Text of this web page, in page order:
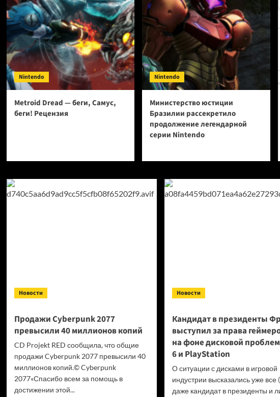
Nintendo
Metroid Dread — беги, Самус,
беги! Рецензия
Nintendo
Министерство юстиции
Бразилии рассекретило
продолжение легендарной
серии Nintendo
Новости
Продажи Cyberpunk 2077
превысили 40 миллионов копий
CD Projekt RED сообщила, что общие
продажи Cyberpunk 2077 превысили 40
миллионов копий.© Cyberpunk
2077«Спасибо всем за помощь в
достижении этой...
Новости
Кандидат в президенты
выступил за права
на фоне дисковой
6 и PlayStation
О ситуации с дисками в игровой
индустрии высказались уже все
даже кандидат в президенты и